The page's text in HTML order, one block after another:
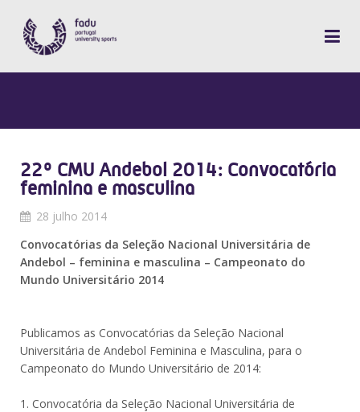
22º CMU Andebol 2014: Convocatória
feminina e masculina
28 julho 2014
Convocatórias da Seleção Nacional Universitária de
Andebol – feminina e masculina – Campeonato do
Mundo Universitário 2014
Publicamos as Convocatórias da Seleção Nacional
Universitária de Andebol Feminina e Masculina, para o
Campeonato do Mundo Universitário de 2014:
1. Convocatória da Seleção Nacional Universitária de